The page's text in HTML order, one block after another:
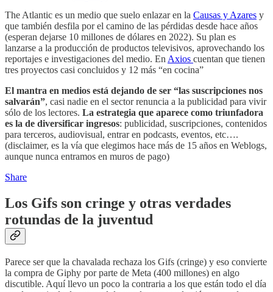
The Atlantic es un medio que suelo enlazar en la Causas y Azares y
que también desfila por el camino de las pérdidas desde hace años
(esperan dejarse 10 millones de dólares en 2022). Su plan es
lanzarse a la producción de productos televisivos, aprovechando los
reportajes e investigaciones del medio. En Axios cuentan que tienen
tres proyectos casi concluidos y 12 más “en cocina”
El mantra en medios está dejando de ser “las suscripciones nos
salvarán”, casi nadie en el sector renuncia a la publicidad para vivir
sólo de los lectores. La estrategia que aparece como triunfadora
es la de diversificar ingresos: publicidad, suscripciones, contenidos
para terceros, audiovisual, entrar en podcasts, eventos, etc….
(disclaimer, es la vía que elegimos hace más de 15 años en Weblogs,
aunque nunca entramos en muros de pago)
Share
Los Gifs son cringe y otras verdades
rotundas de la juventud
Parece ser que la chavalada rechaza los Gifs (cringe) y eso convierte
la compra de Giphy por parte de Meta (400 millones) en algo
discutible. Aquí llevo un poco la contraria a los que están todo el día